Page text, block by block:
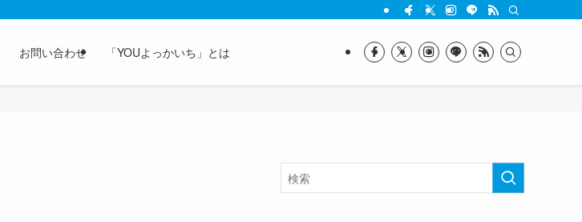
お問い合わせ 「YOUよっかいち」とは